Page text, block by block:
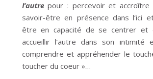
l’autrepour : percevoir et accroître
savoir-être en présence dans l’ici
être en capacité de se centrer et
accueillir l’autre dans son intimité
comprendre et appréhender le
toucher du coeur »…